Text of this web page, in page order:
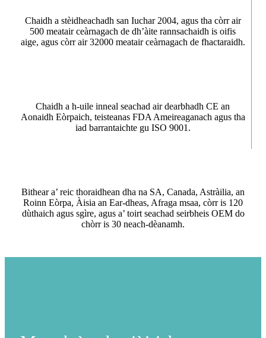
Chaidh a stèidheachadh san Iuchar 2004, agus tha còrr air
500 meatair ceàrnagach de dh’àite rannsachaidh is oifis
aige, agus còrr air 32000 meatair ceàrnagach de fhactaraidh.
Chaidh a h-uile inneal seachad air dearbhadh CE an
Aonaidh Eòrpaich, teisteanas FDA Ameireaganach agus tha
iad barrantaichte gu ISO 9001.
Bithear a’ reic thoraidhean dha na SA, Canada, Astràilia, an
Roinn Eòrpa, Àisia an Ear-dheas, Afraga msaa, còrr is 120
dùthaich agus sgìre, agus a’ toirt seachad seirbheis OEM do
chòrr is 30 neach-dèanamh.